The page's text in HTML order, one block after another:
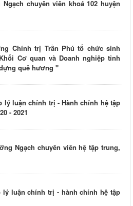
chuyên viên khoá 102 huyện
Chính trị Trần Phú tổ chức sinh
Cơ quan và Doanh nghiệp tỉnh
quê hương "
lý luận chính trị - Hành chính hệ tập
- 2021
Ngạch chuyên viên hệ tập trung,
lý luận chính trị - hành chính hệ tập